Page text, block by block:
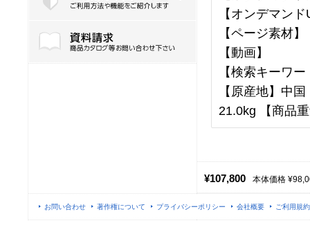
【オンデマン
【ページ素材】
【動画】
【検索キーワ
【原産地】中
21.0kg 【商品
¥107,800 本体価格
お問い合わせ 著作権について プライバシーポリシー 会社概要 ご利用規約